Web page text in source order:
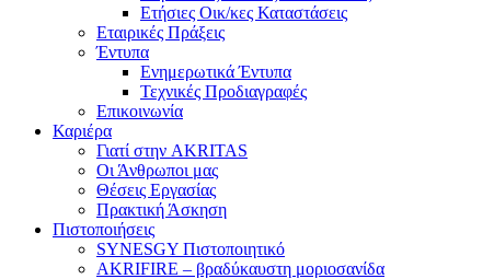
Ετήσιες Οικ/κες Καταστάσεις
Εταιρικές Πράξεις
Έντυπα
Ενημερωτικά Έντυπα
Τεχνικές Προδιαγραφές
Επικοινωνία
Καριέρα
Γιατί στην AKRITAS
Οι Άνθρωποι μας
Θέσεις Εργασίας
Πρακτική Άσκηση
Πιστοποιήσεις
SYNESGY Πιστοποιητικό
AKRIFIRE – βραδύκαυστη μοριοσανίδα